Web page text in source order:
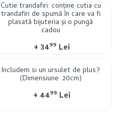
Cutie trandafiri: conține cutia cu
trandafiri de spumă în care va fi
plasată bijuteria și o pungă
cadou
+3499 Lei
Includem si un ursulet de plus?
(Dimensiune: 20cm)
+ 4499 Lei